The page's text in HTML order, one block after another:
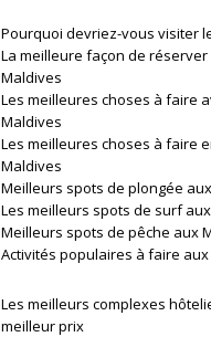
Pourquoi devriez-vous visiter
La meilleure façon de
Maldives
Les meilleures choses à faire
Maldives
Les meilleures choses à faire
Maldives
Meilleurs spots de plongée
Les meilleurs spots de surf
Meilleurs spots de pêche aux
Activités populaires à faire
Les meilleurs complexes
meilleur prix